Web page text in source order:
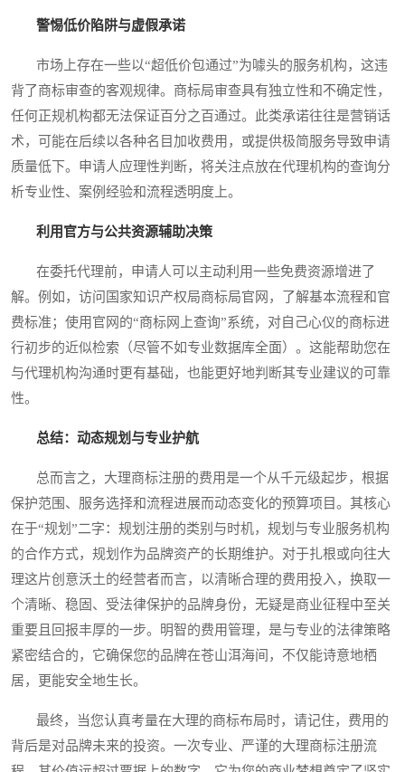
警惕低价陷阱与虚假承诺
市场上存在一些以“超低价包通过”为噱头的服务机构，这违
背了商标审查的客观规律。商标局审查具有独立性和不确定性，
任何正规机构都无法保证百分之百通过。此类承诺往往是营销话
术，可能在后续以各种名目加收费用，或提供极简服务导致申请
质量低下。申请人应理性判断，将关注点放在代理机构的查询分
析专业性、案例经验和流程透明度上。
利用官方与公共资源辅助决策
在委托代理前，申请人可以主动利用一些免费资源增进了
解。例如，访问国家知识产权局商标局官网，了解基本流程和官
费标准；使用官网的“商标网上查询”系统，对自己心仪的商标进
行初步的近似检索（尽管不如专业数据库全面）。这能帮助您在
与代理机构沟通时更有基础，也能更好地判断其专业建议的可靠
性。
总结：动态规划与专业护航
总而言之，大理商标注册的费用是一个从千元级起步，根据
保护范围、服务选择和流程进展而动态变化的预算项目。其核心
在于“规划”二字：规划注册的类别与时机，规划与专业服务机构
的合作方式，规划作为品牌资产的长期维护。对于扎根或向往大
理这片创意沃土的经营者而言，以清晰合理的费用投入，换取一
个清晰、稳固、受法律保护的品牌身份，无疑是商业征程中至关
重要且回报丰厚的一步。明智的费用管理，是与专业的法律策略
紧密结合的，它确保您的品牌在苍山洱海间，不仅能诗意地栖
居，更能安全地生长。
最终，当您认真考量在大理的商标布局时，请记住，费用的
背后是对品牌未来的投资。一次专业、严谨的大理商标注册流